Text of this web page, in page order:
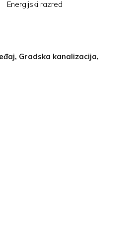
Energijski razred
Gradska kanalizacija,